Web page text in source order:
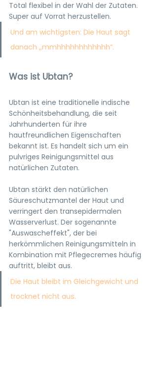
Total flexibel in der Wahl der Zutaten.
Super auf Vorrat herzustellen.
Und am wichtigsten: Die Haut sagt
danach „mmhhhhhhhhhhhh“.
Was ist Ubtan?
Ubtan ist eine traditionelle indische
Schönheitsbehandlung, die seit
Jahrhunderten für ihre
hautfreundlichen Eigenschaften
bekannt ist. Es handelt sich um ein
pulvriges Reinigungsmittel aus
natürlichen Zutaten.
Ubtan stärkt den natürlichen
Säureschutzmantel der Haut und
verringert den transepidermalen
Wasserverlust. Der sogenannte
"Auswascheffekt", der bei
herkömmlichen Reinigungsmitteln in
Kombination mit Pflegecremes häufig
auftritt, bleibt aus.
Die Haut bleibt im Gleichgewicht und
trocknet nicht aus.